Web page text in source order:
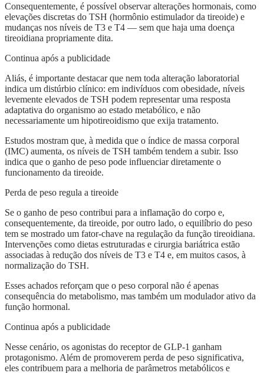
Consequentemente, é possível observar alterações hormonais, como
elevações discretas do TSH (hormônio estimulador da tireoide) e
mudanças nos níveis de T3 e T4 — sem que haja uma doença
tireoidiana propriamente dita.
Continua após a publicidade
Aliás, é importante destacar que nem toda alteração laboratorial
indica um distúrbio clínico: em indivíduos com obesidade, níveis
levemente elevados de TSH podem representar uma resposta
adaptativa do organismo ao estado metabólico, e não
necessariamente um hipotireoidismo que exija tratamento.
Estudos mostram que, à medida que o índice de massa corporal
(IMC) aumenta, os níveis de TSH também tendem a subir. Isso
indica que o ganho de peso pode influenciar diretamente o
funcionamento da tireoide.
Perda de peso regula a tireoide
Se o ganho de peso contribui para a inflamação do corpo e,
consequentemente, da tireoide, por outro lado, o equilíbrio do peso
tem se mostrado um fator-chave na regulação da função tireoidiana.
Intervenções como dietas estruturadas e cirurgia bariátrica estão
associadas à redução dos níveis de T3 e T4 e, em muitos casos, à
normalização do TSH.
Esses achados reforçam que o peso corporal não é apenas
consequência do metabolismo, mas também um modulador ativo da
função hormonal.
Continua após a publicidade
Nesse cenário, os agonistas do receptor de GLP-1 ganham
protagonismo. Além de promoverem perda de peso significativa,
eles contribuem para a melhoria de parâmetros metabólicos e